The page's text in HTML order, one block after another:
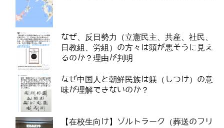
なぜ、反日勢力（立憲民主、共産、社民、
日教組、労組）の方々は頭が悪そうに見え
るのか？理由が判明
なぜ中国人と朝鮮民族は躾（しつけ）の意
味が理解できないのか？
【在校生向け】ゾルトラーク（葬送のフリ